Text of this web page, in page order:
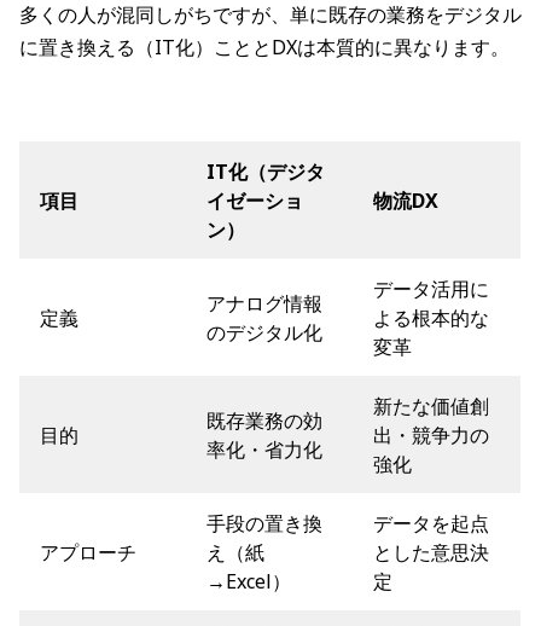
多くの人が混同しがちですが、単に既存の業務をデジタル
に置き換える（IT化）こととDXは本質的に異なります。
項目
IT化（デジタ
イゼーショ
ン）
物流DX
定義
アナログ情報
のデジタル化
データ活用に
よる根本的な
変革
目的
既存業務の効
率化・省力化
新たな価値創
出・競争力の
強化
アプローチ
手段の置き換
え（紙
→Excel）
データを起点
とした意思決
定